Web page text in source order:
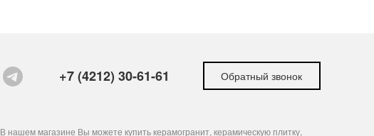
+7 (4212) 30-61-61 Обратный звонок
В нашем магазине Вы можете купить керамогранит, керамическую плитку,